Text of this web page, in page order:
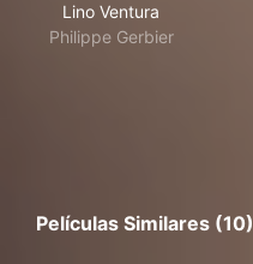
Lino Ventura
Philippe Gerbier
Películas Similares (10)